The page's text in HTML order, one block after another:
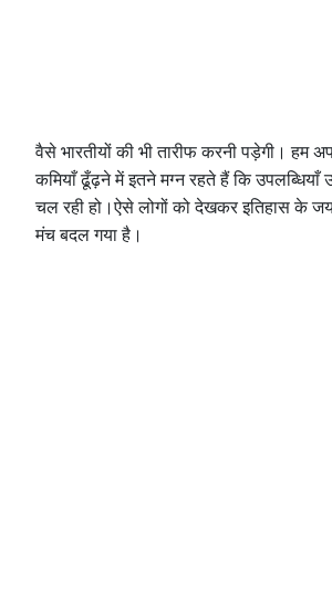
वैसे भारतीयों की भी तारीफ करनी पड़ेगी। हम
कमियाँ ढूँढ़ने में इतने मग्न रहते हैं कि उपलब्धियाँ
चल रही हो।ऐसे लोगों को देखकर इतिहास के
मंच बदल गया है।